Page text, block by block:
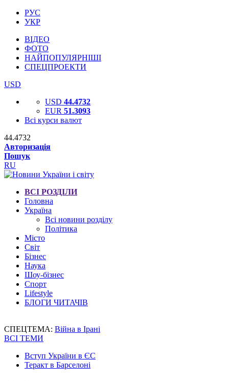
РУС
УКР
ВІДЕО
ФОТО
НАЙПОПУЛЯРНІШІ
СПЕЦПРОЕКТИ
USD
USD 44.4732
EUR 51.3093
Всі курси валют
44.4732
Авторизація
Пошук
RU
ВСІ РОЗДІЛИ
Головна
Україна
Всі новини розділу
Політика
Місто
Світ
Бізнес
Наука
Шоу-бізнес
Спорт
Lifestyle
БЛОГИ ЧИТАЧІВ
СПЕЦТЕМА: Війна в Ірані
ВСІ ТЕМИ
Вступ України в ЄС
Теракт в Барселоні